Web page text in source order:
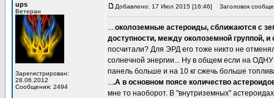
ups
Ветеран
Зарегистрирован:
28.06.2012
Сообщения: 2494
Добавлено: 17 Июл 2015 [16:46] Заголовок
....околоземные астероиды, сближаются с
доступности, между околоземной группой,
посчитали? Для ЭРД его тоже никто не
солнечной энергии... Ну в общем если на
панель больше и на 10 кг сжечь больше
....А в основном поясе количество
мне то наоборот. В "внутриземных"